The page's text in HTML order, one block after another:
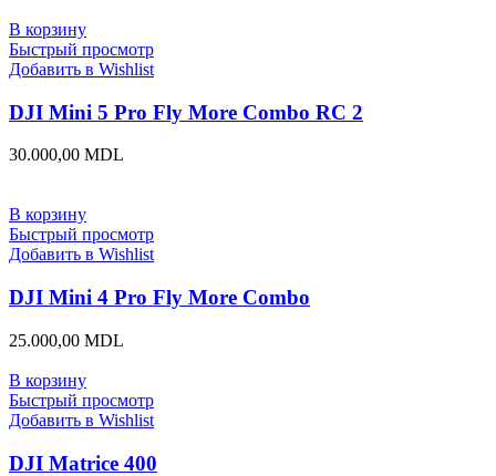
В корзину
Быстрый просмотр
Добавить в Wishlist
DJI Mini 5 Pro Fly More Combo RC 2
30.000,00 MDL
В корзину
Быстрый просмотр
Добавить в Wishlist
DJI Mini 4 Pro Fly More Combo
25.000,00 MDL
В корзину
Быстрый просмотр
Добавить в Wishlist
DJI Matrice 400